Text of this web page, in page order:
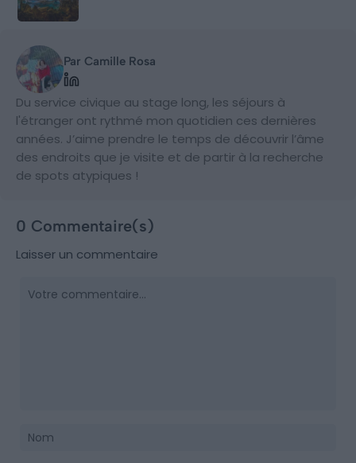
Par Camille Rosa
Du service civique au stage long, les séjours à
l'étranger ont rythmé mon quotidien ces dernières
années. J’aime prendre le temps de découvrir l’âme
des endroits que je visite et de partir à la recherche
de spots atypiques !
0 Commentaire(s)
Laisser un commentaire